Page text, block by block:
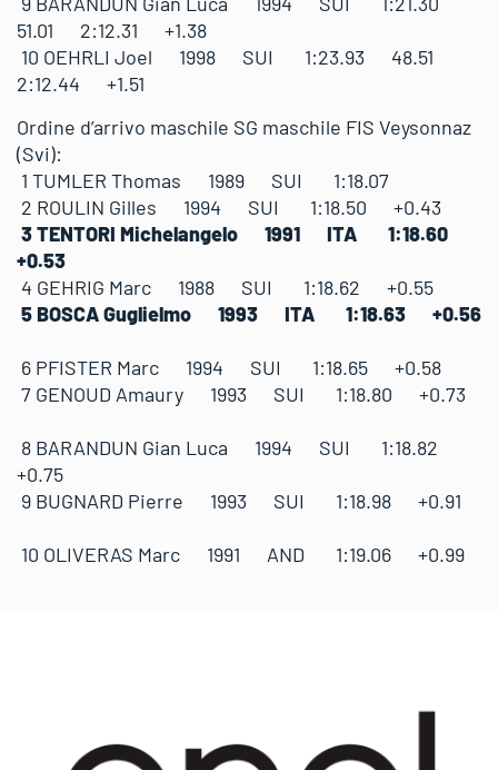
51.01 2:12.31 +1.38
10 OEHRLI Joel 1998 SUI 1:23.93 48.51
2:12.44 +1.51
Ordine d’arrivo maschile SG maschile FIS Veysonnaz
(Svi):
1 TUMLER Thomas 1989 SUI 1:18.07
2 ROULIN Gilles 1994 SUI 1:18.50 +0.43
3 TENTORI Michelangelo 1991 ITA 1:18.60
+0.53
4 GEHRIG Marc 1988 SUI 1:18.62 +0.55
5 BOSCA Guglielmo 1993 ITA 1:18.63 +0.56
6 PFISTER Marc 1994 SUI 1:18.65 +0.58
7 GENOUD Amaury 1993 SUI 1:18.80 +0.73
8 BARANDUN Gian Luca 1994 SUI 1:18.82
+0.75
9 BUGNARD Pierre 1993 SUI 1:18.98 +0.91
10 OLIVERAS Marc 1991 AND 1:19.06 +0.99